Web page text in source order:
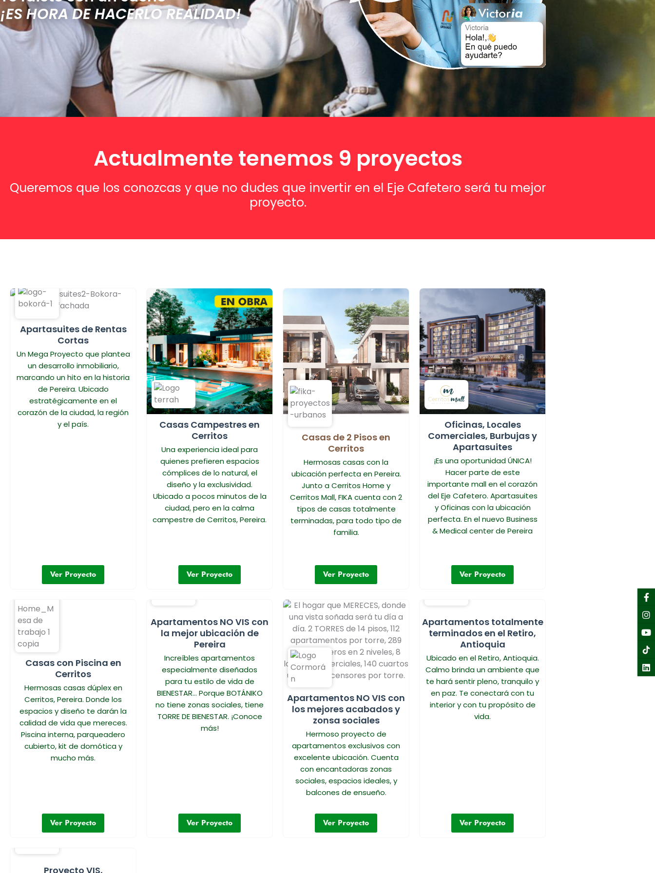
¡ES HORA DE HACERLO REALIDAD!
Actualmente tenemos 9 proyectos
Queremos que los conozcas y que no dudes que invertir en el Eje Cafetero será tu mejor
proyecto.
Apartasuites de Rentas
Cortas
Un Mega Proyecto que plantea
un desarrollo inmobiliario,
marcando un hito en la historia
de Pereira. Ubicado
estratégicamente en el
corazón de la ciudad, la región
y el país.
Ver Proyecto
Casas Campestres en
Cerritos
Una experiencia ideal para
quienes prefieren espacios
cómplices de lo natural, el
diseño y la exclusividad.
Ubicado a pocos minutos de la
ciudad, pero en la calma
campestre de Cerritos, Pereira.
Ver Proyecto
Casas de 2 Pisos en
Cerritos
Hermosas casas con la
ubicación perfecta en Pereira.
Junto a Cerritos Home y
Cerritos Mall, FIKA cuenta con 2
tipos de casas totalmente
terminadas, para todo tipo de
familia.
Ver Proyecto
Oficinas, Locales
Comerciales, Burbujas y
Apartasuites
¡Es una oportunidad ÚNICA!
Hacer parte de este
importante mall en el corazón
del Eje Cafetero. Apartasuites
y Oficinas con la ubicación
perfecta. En el nuevo Business
& Medical center de Pereira
Ver Proyecto
Casas con Piscina en
Cerritos
Hermosas casas dúplex en
Cerritos, Pereira. Donde los
espacios y diseño te darán la
calidad de vida que mereces.
Piscina interna, parqueadero
cubierto, kit de domótica y
mucho más.
Ver Proyecto
Apartamentos NO VIS con
la mejor ubicación de
Pereira
Increíbles apartamentos
especialmente diseñados
para tu estilo de vida de
BIENESTAR… Porque BOTÁNIKO
no tiene zonas sociales, tiene
TORRE DE BIENESTAR. ¡Conoce
más!
Ver Proyecto
Apartamentos NO VIS con
los mejores acabados y
zonsa sociales
Hermoso proyecto de
apartamentos exclusivos con
excelente ubicación. Cuenta
con encantadoras zonas
sociales, espacios ideales, y
balcones de ensueño.
Ver Proyecto
Apartamentos totalmente
terminados en el Retiro,
Antioquia
Ubicado en el Retiro, Antioquia.
Calmo brinda un ambiente que
te hará sentir pleno, tranquilo y
en paz. Te conectará con tu
interior y con tu propósito de
vida.
Ver Proyecto
Proyecto VIS,
f